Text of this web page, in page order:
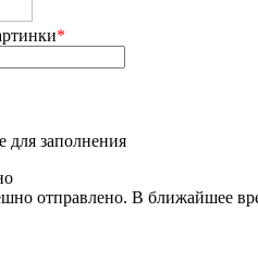
*
для заполнения
отправлено. В ближайшее